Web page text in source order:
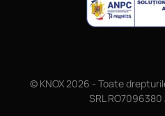
© KNOX 2026 - Toate
SRL